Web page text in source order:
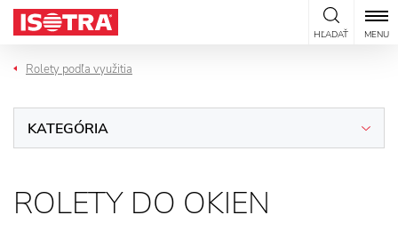
Preskočiť na obsah
HĽADAŤ MENU
Rolety podľa využitia
KATEGÓRIA
ROLETY DO OKIEN